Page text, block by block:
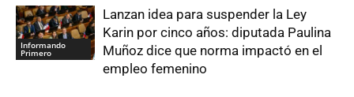
Informando
Primero
Lanzan idea para suspender la Ley
Karin por cinco años: diputada Paulina
Muñoz dice que norma impactó en el
empleo femenino